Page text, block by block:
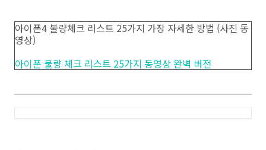
아이폰4 불량체크 리스트 25가지 가장 자세한 방법 (사진 동
영상)
아이폰 불량 체크 리스트 25가지 동영상 완벽 버전